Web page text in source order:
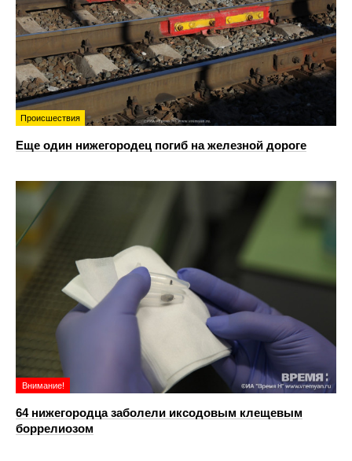
Происшествия
Еще один нижегородец погиб на железной дороге
Внимание!
64 нижегородца заболели иксодовым клещевым
боррелиозом